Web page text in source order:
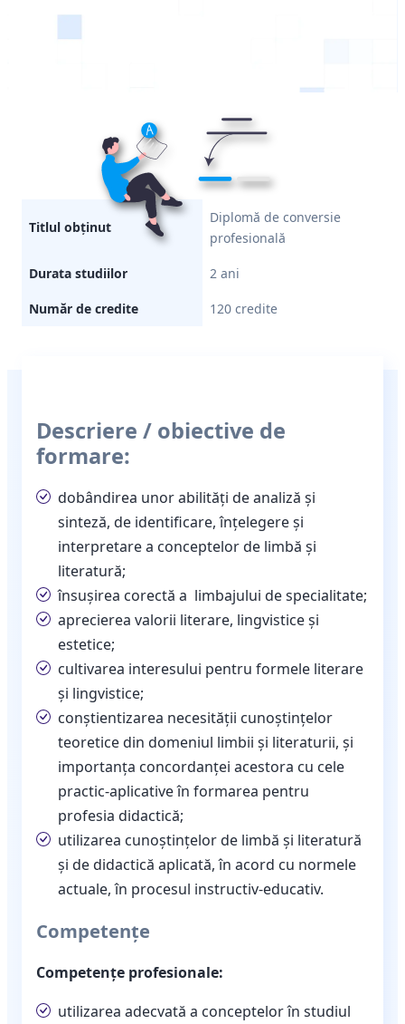
Titlul obținut
Diplomă de conversie
profesională
Durata studiilor 2 ani
Număr de credite 120 credite
Descriere / obiective de
formare:
dobândirea unor abilități de analiză și
sinteză, de identificare, înțelegere și
interpretare a conceptelor de limbă și
literatură;
însușirea corectă a limbajului de specialitate;
aprecierea valorii literare, lingvistice și
estetice;
cultivarea interesului pentru formele literare
și lingvistice;
conștientizarea necesității cunoștințelor
teoretice din domeniul limbii și literaturii, și
importanța concordanței acestora cu cele
practic-aplicative în formarea pentru
profesia didactică;
utilizarea cunoștințelor de limbă și literatură
și de didactică aplicată, în acord cu normele
actuale, în procesul instructiv-educativ.
Competențe
Competențe profesionale:
utilizarea adecvată a conceptelor în studiul